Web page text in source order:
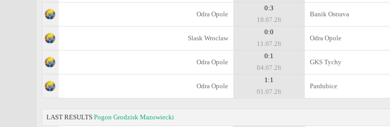
Odra Opole
0:3
18.07.26
Banik Ostrava
Slask Wroclaw
0:0
11.07.26
Odra Opole
Odra Opole
0:1
04.07.26
GKS Tychy
Odra Opole
1:1
01.07.26
Pardubice
LAST RESULTS Pogon Grodzisk Mazowiecki